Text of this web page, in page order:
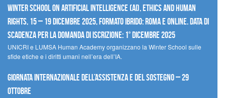
Winter School on Artificial Intelligence (AI), Ethics and Human
Rights, 15 – 19 dicembre 2025, Formato Ibrido: Roma e online. Data di
scadenza per la domanda di iscrizione: 1° dicembre 2025
UNICRI e LUMSA Human Academy organizzano la Winter School sulle
sfide etiche e i diritti umani nell’era dell’IA.
Giornata internazionale dell’assistenza e del sostegno – 29
ottobre